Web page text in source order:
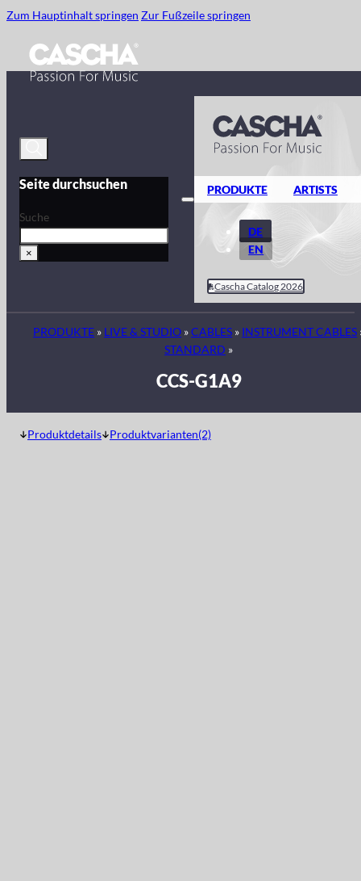
Zum Hauptinhalt springen Zur Fußzeile springen
Seite durchsuchen
Suche
×
PRODUKTE ARTISTS
DE
EN
Cascha Catalog 2026
PRODUKTE » LIVE & STUDIO »CABLES » INSTRUMENT CABLES
STANDARD »
CCS-G1A9
Produktdetails Produktvarianten(2)